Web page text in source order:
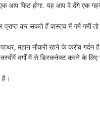
आप फिट होगा. यह आप दे देंगे एक
प्राप्त कर सकते हैं वास्तव में गर्म
महान नौकरी रहने के करीब गर्दन
वर्गों में से डिस्कनेक्ट करने के लिए
है।